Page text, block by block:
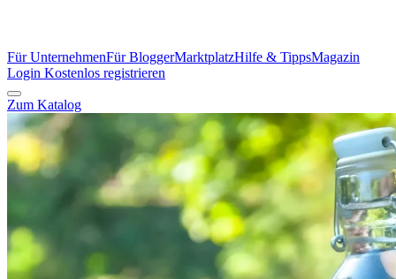
Für UnternehmenFür BloggerMarktplatzHilfe & TippsMagazin
Login Kostenlos registrieren
Zum Katalog